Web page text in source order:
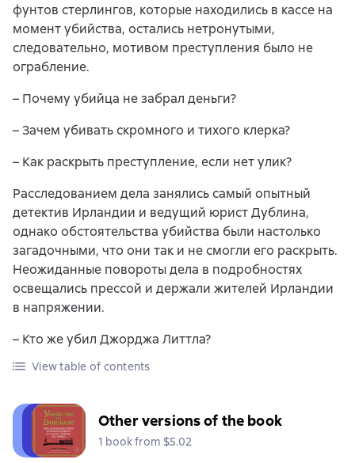
фунтов стерлингов, которые находились в кассе на
момент убийства, остались нетронутыми,
следовательно, мотивом преступления было не
ограбление.
– Почему убийца не забрал деньги?
– Зачем убивать скромного и тихого клерка?
– Как раскрыть преступление, если нет улик?
Расследованием дела занялись самый опытный
детектив Ирландии и ведущий юрист Дублина,
однако обстоятельства убийства были настолько
загадочными, что они так и не смогли его раскрыть.
Неожиданные повороты дела в подробностях
освещались прессой и держали жителей Ирландии
в напряжении.
– Кто же убил Джорджа Литтла?
View table of contents
Other versions of the book
1 book from $5.02